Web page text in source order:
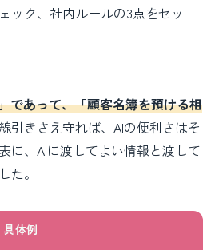
ック、社内ルールの3点をセッ
であって、「顧客名簿を預ける相
引きさえ守れば、AIの便利さはそ
に、AIに渡してよい情報と渡して
た。
具体例